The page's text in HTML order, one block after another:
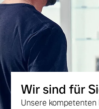
Wir sind für
Unsere